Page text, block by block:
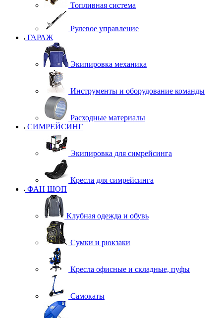
Топливная система
Рулевое управление
ГАРАЖ
Экипировка механика
Инструменты и оборудование команды
Расходные материалы
СИМРЕЙСИНГ
Экипировка для симрейсинга
Кресла для симрейсинга
ФАН ШОП
Клубная одежда и обувь
Сумки и рюкзаки
Кресла офисные и складные, пуфы
Самокаты